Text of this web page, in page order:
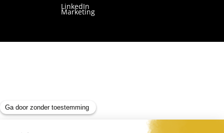
LinkedIn
Marketing